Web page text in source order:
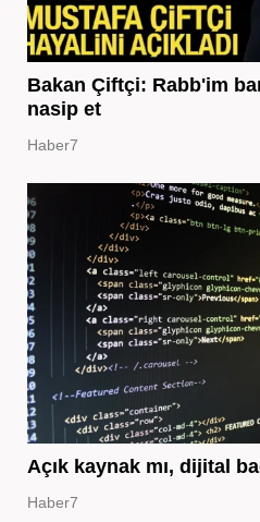
Bakan Çiftçi: Rabb'im
nasip et
Haber7
Açık kaynak mı, dijital
Haber7